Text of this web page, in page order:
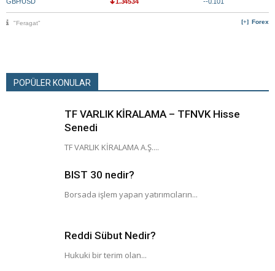
Forex
"Feragat"
POPÜLER KONULAR
TF VARLIK KİRALAMA – TFNVK Hisse
Senedi
TF VARLIK KİRALAMA A.Ş....
BIST 30 nedir?
Borsada işlem yapan yatırımcıların...
Reddi Sübut Nedir?
Hukuki bir terim olan...